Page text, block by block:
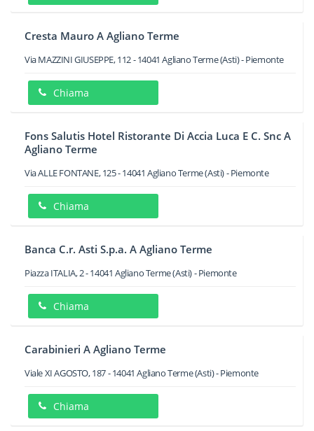
Cresta Mauro A Agliano Terme
Via MAZZINI GIUSEPPE, 112-14041 Agliano Terme(Asti) -Piemonte
Chiama
Fons Salutis Hotel Ristorante Di Accia Luca E C. Snc A
Agliano Terme
Via ALLE FONTANE, 125-14041 Agliano Terme(Asti) -Piemonte
Chiama
Banca C.r. Asti S.p.a. A Agliano Terme
Piazza ITALIA, 2-14041 Agliano Terme(Asti) -Piemonte
Chiama
Carabinieri A Agliano Terme
Viale XI AGOSTO, 187-14041 Agliano Terme(Asti) -Piemonte
Chiama